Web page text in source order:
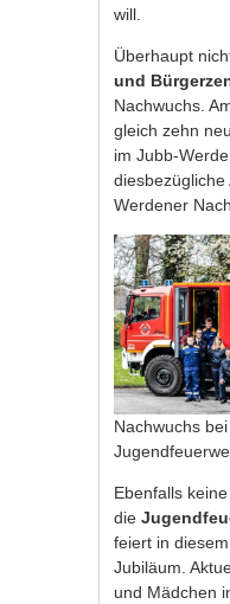
will.
Überhaupt
und
Nachwuchs.
gleich zehn
im Jubb-
Werdener
Nachwuchs
Ebenfalls
die
feiert in
Jubiläum.
und Mädchen